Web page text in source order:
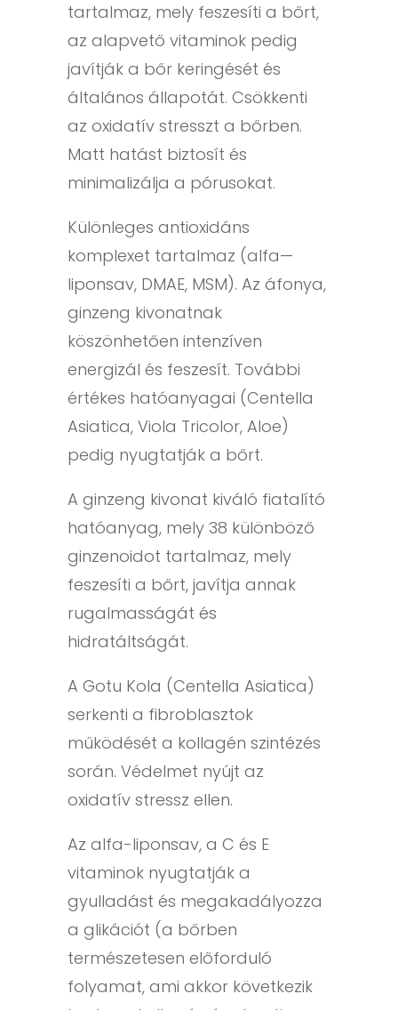
tartalmaz, mely feszesíti a bőrt,
az alapvető vitaminok pedig
javítják a bőr keringését és
általános állapotát. Csökkenti
az oxidatív stresszt a bőrben.
Matt hatást biztosít és
minimalizálja a pórusokat.
Különleges antioxidáns
komplexet tartalmaz (alfa—
liponsav, DMAE, MSM). Az áfonya,
ginzeng kivonatnak
köszönhetően intenzíven
energizál és feszesít. További
értékes hatóanyagai (Centella
Asiatica, Viola Tricolor, Aloe)
pedig nyugtatják a bőrt.
A ginzeng kivonat kiváló fiatalító
hatóanyag, mely 38 különböző
ginzenoidot tartalmaz, mely
feszesíti a bőrt, javítja annak
rugalmasságát és
hidratáltságát.
A Gotu Kola (Centella Asiatica)
serkenti a fibroblasztok
működését a kollagén szintézés
során. Védelmet nyújt az
oxidatív stressz ellen.
Az alfa-liponsav, a C és E
vitaminok nyugtatják a
gyulladást és megakadályozza
a glikációt (a bőrben
természetesen előforduló
folyamat, ami akkor következik